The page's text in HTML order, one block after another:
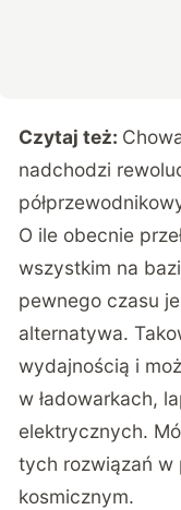
Czytaj też:
nadchodzi
O ile obecnie
wszystkim na
pewnego czasu
alternatywa.
wydajnością i
w ładowarkach,
elektrycznych.
tych rozwiązań w
kosmicznym.